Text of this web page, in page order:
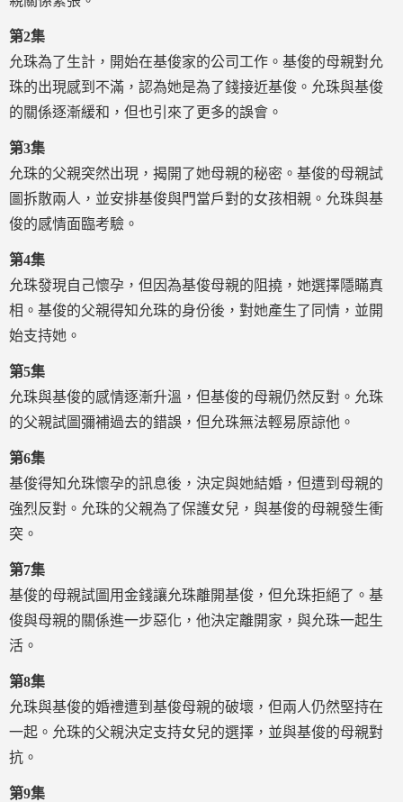
第2集
允珠為了生計，開始在基俊家的公司工作。基俊的母親對允
珠的出現感到不滿，認為她是為了錢接近基俊。允珠與基俊
的關係逐漸緩和，但也引來了更多的誤會。
第3集
允珠的父親突然出現，揭開了她母親的秘密。基俊的母親試
圖拆散兩人，並安排基俊與門當戶對的女孩相親。允珠與基
俊的感情面臨考驗。
第4集
允珠發現自己懷孕，但因為基俊母親的阻撓，她選擇隱瞞真
相。基俊的父親得知允珠的身份後，對她產生了同情，並開
始支持她。
第5集
允珠與基俊的感情逐漸升溫，但基俊的母親仍然反對。允珠
的父親試圖彌補過去的錯誤，但允珠無法輕易原諒他。
第6集
基俊得知允珠懷孕的訊息後，決定與她結婚，但遭到母親的
強烈反對。允珠的父親為了保護女兒，與基俊的母親發生衝
突。
第7集
基俊的母親試圖用金錢讓允珠離開基俊，但允珠拒絕了。基
俊與母親的關係進一步惡化，他決定離開家，與允珠一起生
活。
第8集
允珠與基俊的婚禮遭到基俊母親的破壞，但兩人仍然堅持在
一起。允珠的父親決定支持女兒的選擇，並與基俊的母親對
抗。
第9集